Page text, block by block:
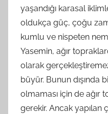
yaşandığı karasal
oldukça güç, çoğu
kumlu ve nispeten
Yasemin, ağır
olarak
büyür. Bunun dışında
olmaması için de ağır
gerekir. Ancak yapılan